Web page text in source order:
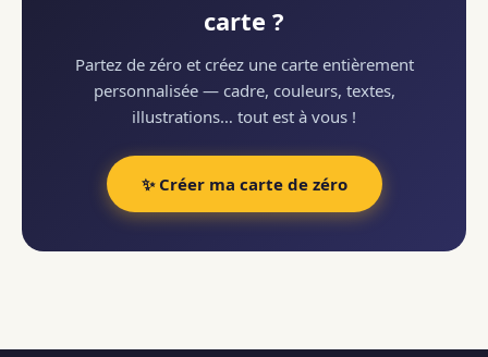
carte ?
Partez de zéro et créez une carte entièrement
personnalisée — cadre, couleurs, textes,
illustrations… tout est à vous !
✨ Créer ma carte de zéro